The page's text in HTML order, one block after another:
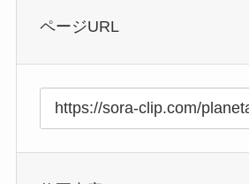
ページURL